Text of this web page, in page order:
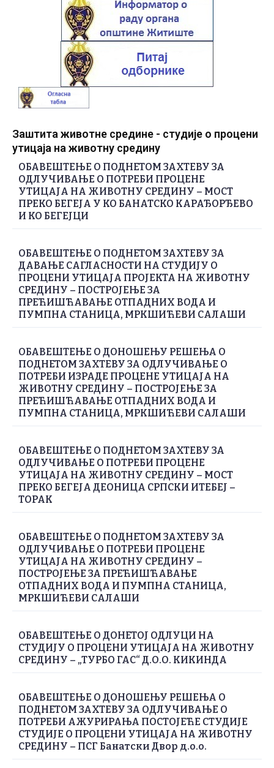
Заштита животне средине - студије о процени
утицаја на животну средину
ОБАВЕШТЕЊЕ О ПОДНЕТОМ ЗАХТЕВУ ЗА
ОДЛУЧИВАЊЕ О ПОТРЕБИ ПРОЦЕНЕ
УТИЦАЈА НА ЖИВОТНУ СРЕДИНУ – МОСТ
ПРЕКО БЕГЕЈА У КО БАНАТСКО КАРАЂОРЂЕВО
И КО БЕГЕЈЦИ
ОБАВЕШТЕЊЕ О ПОДНЕТОМ ЗАХТЕВУ ЗА
ДАВАЊЕ САГЛАСНОСТИ НА СТУДИЈУ О
ПРОЦЕНИ УТИЦАЈА ПРОЈЕКТА НА ЖИВОТНУ
СРЕДИНУ – ПОСТРОЈЕЊЕ ЗА
ПРЕЋИШЋАВАЊЕ ОТПАДНИХ ВОДА И
ПУМПНА СТАНИЦА, МРКШИЋЕВИ САЛАШИ
ОБАВЕШТЕЊЕ О ДОНОШЕЊУ РЕШЕЊА О
ПОДНЕТОМ ЗАХТЕВУ ЗА ОДЛУЧИВАЊЕ О
ПОТРЕБИ ИЗРАДЕ ПРОЦЕНЕ УТИЦАЈА НА
ЖИВОТНУ СРЕДИНУ – ПОСТРОЈЕЊЕ ЗА
ПРЕЋИШЋАВАЊЕ ОТПАДНИХ ВОДА И
ПУМПНА СТАНИЦА, МРКШИЋЕВИ САЛАШИ
ОБАВЕШТЕЊЕ О ПОДНЕТОМ ЗАХТЕВУ ЗА
ОДЛУЧИВАЊЕ О ПОТРЕБИ ПРОЦЕНЕ
УТИЦАЈА НА ЖИВОТНУ СРЕДИНУ – МОСТ
ПРЕКО БЕГЕЈА ДЕОНИЦА СРПСКИ ИТЕБЕЈ –
ТОРАК
ОБАВЕШТЕЊЕ О ПОДНЕТОМ ЗАХТЕВУ ЗА
ОДЛУЧИВАЊЕ О ПОТРЕБИ ПРОЦЕНЕ
УТИЦАЈА НА ЖИВОТНУ СРЕДИНУ –
ПОСТРОЈЕЊЕ ЗА ПРЕЋИШЋАВАЊЕ
ОТПАДНИХ ВОДА И ПУМПНА СТАНИЦА,
МРКШИЋЕВИ САЛАШИ
ОБАВЕШТЕЊЕ О ДОНЕТОЈ ОДЛУЦИ НА
СТУДИЈУ О ПРОЦЕНИ УТИЦАЈА НА ЖИВОТНУ
СРЕДИНУ – „ТУРБО ГАС“ Д.О.О. КИКИНДА
ОБАВЕШТЕЊЕ О ДОНОШЕЊУ РЕШЕЊА О
ПОДНЕТОМ ЗАХТЕВУ ЗА ОДЛУЧИВАЊЕ О
ПОТРЕБИ АЖУРИРАЊА ПОСТОЈЕЋЕ СТУДИЈЕ
СТУДИЈЕ О ПРОЦЕНИ УТИЦАЈА НА ЖИВОТНУ
СРЕДИНУ – ПСГ Банатски Двор д.о.о.